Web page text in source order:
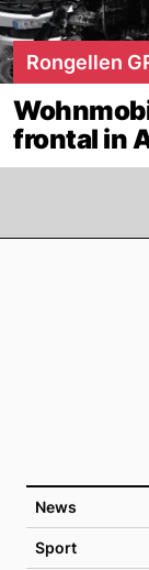
Rongellen
frontal in
News
Sport